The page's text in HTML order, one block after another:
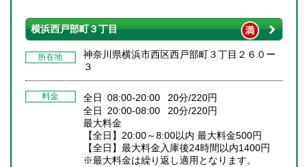
横浜西戸部町３丁目
所在地
神奈川県横浜市西区西戸部町３丁目２６０ー
３
料金
全日 08:00-20:00 20分/220円
全日 20:00-08:00 20分/220円
最大料金
【全日】20:00～8:00以内 最大料金500円
【全日】最大料金入庫後24時間以内1400円
※最大料金は繰り返し適用となります。